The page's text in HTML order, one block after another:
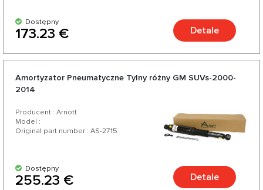
ponad 200 produktów do Twojego samochodu.
Dostępny
173.23 € Detale
Amortyzator Pneumatyczne Tylny różny GM SUVs-2000-
2014
Producent : Arnott
Model :
Original part number : AS-2715
Dostępny
255.23 € Detale